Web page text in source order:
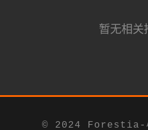
暂无相关
© 2024 Forestia-小